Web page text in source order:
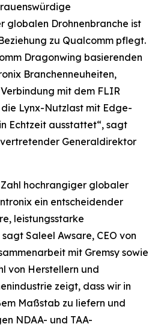
globalen Drohnenbranche ist
zu Qualcomm pflegt.
Dragonwing basierenden
Branchenneuheiten,
mit dem FLIR
Lynx-Nutzlast mit Edge-
Echtzeit ausstattet“, sagt
Generaldirektor
hochrangiger globaler
ein entscheidender
leistungsstarke
Saleel Awsare, CEO von
mit Gremsy sowie
von Herstellern und
zeigt, dass wir in
Maßstab zu liefern und
NDAA- und TAA-